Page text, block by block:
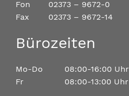
Fon
02373 – 9672-0
Fax
02373 – 9672-14
Bürozeiten
Mo-Do
08:00-16:00 Uhr
Fr
08:00-13:00 Uhr